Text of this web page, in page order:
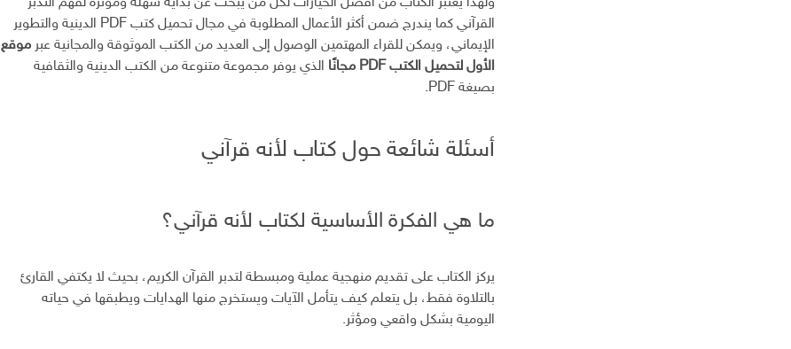
القرآني كما يندرج ضمن أكثر الأعمال المطلوبة في مجال تحميل كتب PDF الدينية والتطوير
الإيماني، ويمكن للقراء المهتمين الوصول إلى العديد من الكتب الموثوقة والمجانية عبر موقع
الأول لتحميل الكتب PDF مجانًا
الذي يوفر مجموعة متنوعة من الكتب الدينية والثقافية
بصيغة PDF.
أسئلة شائعة حول كتاب لأنه قرآني
ما هي الفكرة الأساسية لكتاب لأنه قرآني؟
يركز الكتاب على تقديم منهجية عملية ومبسطة لتدبر القرآن الكريم، بحيث لا يكتفي القارئ
بالتلاوة فقط، بل يتعلم كيف يتأمل الآيات ويستخرج منها الهدايات ويطبقها في حياته
اليومية بشكل واقعي ومؤثر.